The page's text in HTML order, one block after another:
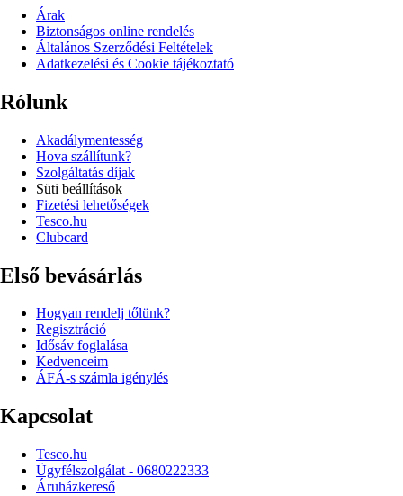
Árak
Biztonságos online rendelés
Általános Szerződési Feltételek
Adatkezelési és Cookie tájékoztató
Rólunk
Akadálymentesség
Hova szállítunk?
Szolgáltatás díjak
Süti beállítások
Fizetési lehetőségek
Tesco.hu
Clubcard
Első bevásárlás
Hogyan rendelj tőlünk?
Regisztráció
Idősáv foglalása
Kedvenceim
ÁFÁ-s számla igénylés
Kapcsolat
Tesco.hu
Ügyfélszolgálat - 0680222333
Áruházkereső